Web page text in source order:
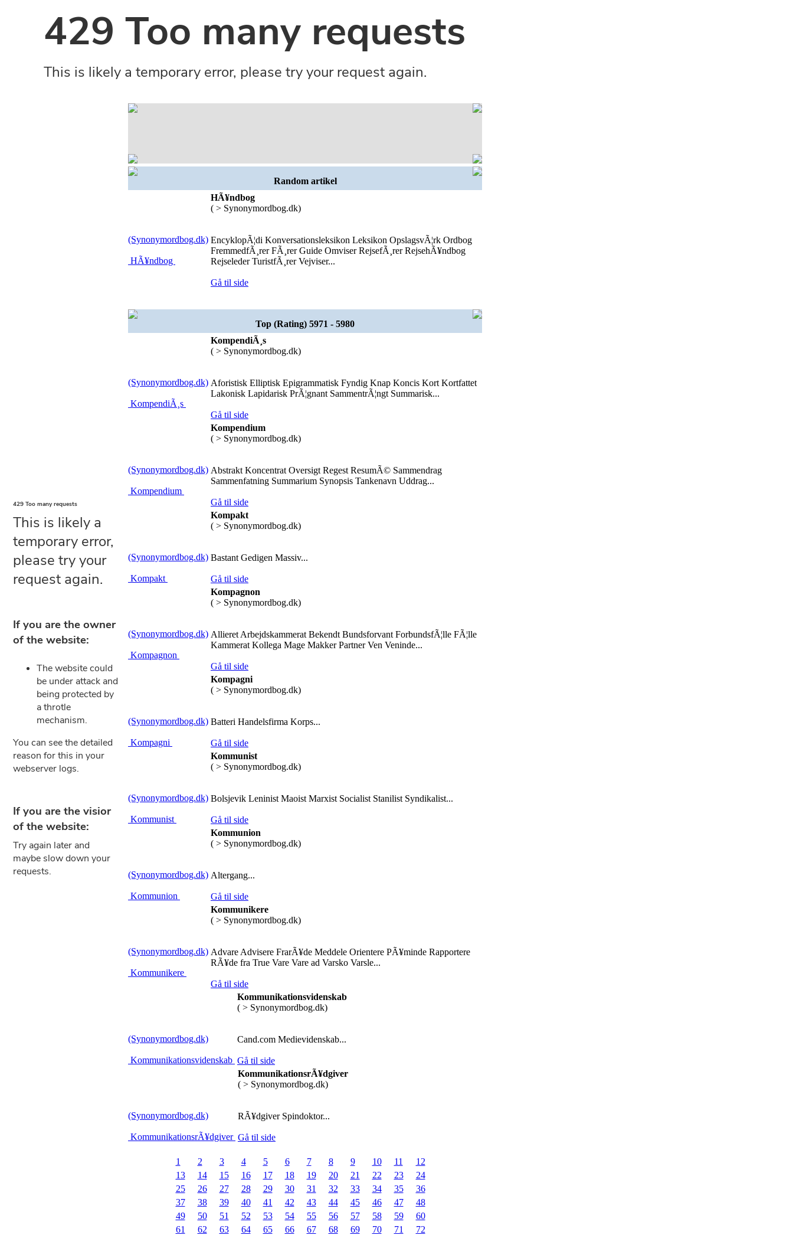
Random artikel
(Synonymordbog.dk)
HÃ¥ndbog
HÃ¥ndbog
( > Synonymordbog.dk)
EncyklopÃ¦di Konversationsleksikon Leksikon OpslagsvÃ¦rk Ordbog
FremmedfÃ¸rer FÃ¸rer Guide Omviser RejsefÃ¸rer RejsehÃ¥ndbog
Rejseleder TuristfÃ¸rer Vejviser...
Gå til side
Top (Rating) 5971 - 5980
(Synonymordbog.dk)
KompendiÃ¸s
KompendiÃ¸s
( > Synonymordbog.dk)
Aforistisk Elliptisk Epigrammatisk Fyndig Knap Koncis Kort Kortfattet
Lakonisk Lapidarisk PrÃ¦gnant SammentrÃ¦ngt Summarisk...
Gå til side
(Synonymordbog.dk)
Kompendium
Kompendium
( > Synonymordbog.dk)
Abstrakt Koncentrat Oversigt Regest ResumÃ© Sammendrag
Sammenfatning Summarium Synopsis Tankenavn Uddrag...
Gå til side
(Synonymordbog.dk)
Kompakt
Kompakt
( > Synonymordbog.dk)
Bastant Gedigen Massiv...
Gå til side
(Synonymordbog.dk)
Kompagnon
Kompagnon
( > Synonymordbog.dk)
Allieret Arbejdskammerat Bekendt Bundsforvant ForbundsfÃ¦lle FÃ¦lle
Kammerat Kollega Mage Makker Partner Ven Veninde...
Gå til side
(Synonymordbog.dk)
Kompagni
Kompagni
( > Synonymordbog.dk)
Batteri Handelsfirma Korps...
Gå til side
(Synonymordbog.dk)
Kommunist
Kommunist
( > Synonymordbog.dk)
Bolsjevik Leninist Maoist Marxist Socialist Stanilist Syndikalist...
Gå til side
(Synonymordbog.dk)
Kommunion
Kommunion
( > Synonymordbog.dk)
Altergang...
Gå til side
(Synonymordbog.dk)
Kommunikere
Kommunikere
( > Synonymordbog.dk)
Advare Advisere FrarÃ¥de Meddele Orientere PÃ¥minde Rapportere
RÃ¥de fra True Vare Vare ad Varsko Varsle...
Gå til side
(Synonymordbog.dk)
Kommunikationsvidenskab
Kommunikationsvidenskab
( > Synonymordbog.dk)
Cand.com Medievidenskab...
Gå til side
(Synonymordbog.dk)
KommunikationsrÃ¥dgiver
KommunikationsrÃ¥dgiver
( > Synonymordbog.dk)
RÃ¥dgiver Spindoktor...
Gå til side
1 2 3 4 5 6 7 8 9 10 11
12
13
14 15 16 17 18 19 20 21 22 23
24
25
26 27 28 29 30 31 32 33 34 35
36
37
38 39 40 41 42 43 44 45 46 47
48
49
50 51 52 53 54 55 56 57 58 59
60
61
62 63 64 65 66 67 68 69 70 71
72